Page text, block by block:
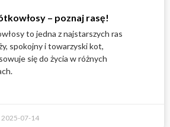
– poznaj rasę!
to jedna z najstarszych ras
spokojny i towarzyski kot,
się do życia w różnych
2025-07-14